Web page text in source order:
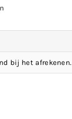
bij het afrekenen.